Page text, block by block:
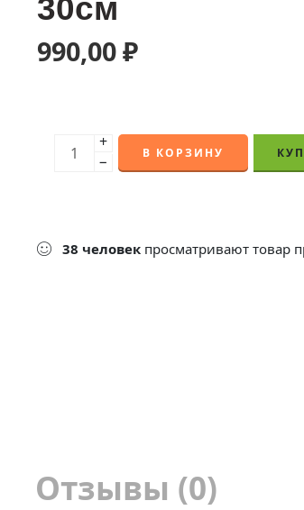
30см
990,00₽
+
−
В КОРЗИНУ
38 человек просматривают товар
Отзывы (0)